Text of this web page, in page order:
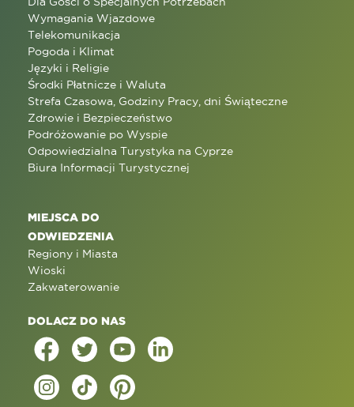
Wymagania Wjazdowe
Telekomunikacja
Pogoda i Klimat
Języki i Religie
Środki Płatnicze i Waluta
Strefa Czasowa, Godziny Pracy, dni Świąteczne
Zdrowie i Bezpieczeństwo
Podróżowanie po Wyspie
Odpowiedzialna Turystyka na Cyprze
Biura Informacji Turystycznej
MIEJSCA DO
ODWIEDZENIA
Regiony i Miasta
Wioski
Zakwaterowanie
DOLACZ DO NAS